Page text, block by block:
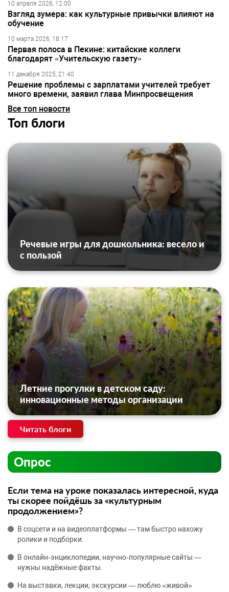
10 апреля 2026, 12:00
Взгляд зумера: как культурные привычки влияют на
обучение
10 марта 2026, 18:17
Первая полоса в Пекине: китайские коллеги
благодарят «Учительскую газету»
11 декабря 2025, 21:40
Решение проблемы с зарплатами учителей требует
много времени, заявил глава Минпросвещения
Все топ новости
Топ блоги
Речевые игры для дошкольника: весело и
с пользой
Летние прогулки в детском саду:
инновационные методы организации
Читать блоги
Опрос
Если тема на уроке показалась интересной, куда
ты скорее пойдёшь за «культурным
продолжением»?
В соцсети и на видеоплатформы — там быстро нахожу
ролики и подборки.
В онлайн‑энциклопедии, научно‑популярные сайты —
нужны надёжные факты.
На выставки, лекции, экскурсии — люблю «живой»